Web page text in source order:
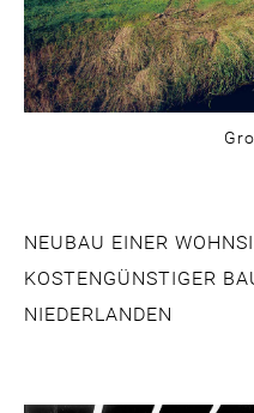
NEUBAU EINER
KOSTENGÜNSTIGER
NIEDERLANDEN